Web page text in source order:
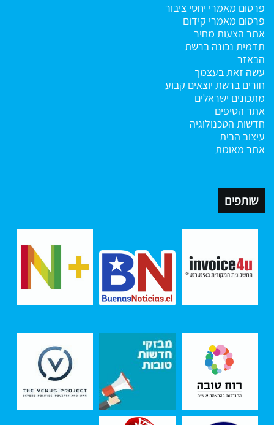
פרסום מאמרי יחסי ציבור
פרסום מאמרי קידום
אתר הצעות מחיר
תדמית נכונה ברשת
הבאזר
עשה זאת בעצמך
חורים ברשת יוצאים קבוע
מתכונים ישראלים
אתר הטיפים
חדשות הטכנולוגיה
עיצוב הבית
אתר מאומת
שותפים